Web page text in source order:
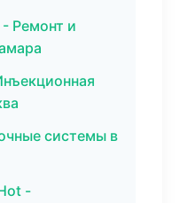
Ремонт и
системы в
-